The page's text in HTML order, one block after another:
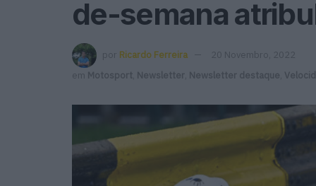
de-semana
por Ricardo Ferreira
20 Novembro, 2022
em
Motosport Newsletter Newsletter destaque